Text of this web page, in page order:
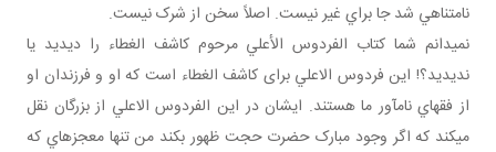
نامتناهي شد جا براي غير نيست. اصلاً سخن از شرک نيست.
نمي دانم شما کتاب الفردوس الأعلي مرحوم کاشف الغطاء را ديديد يا
نديديد؟! اين فردوس الاعلي برای کاشف الغطاء است که او و فرزندان او
از فقهاي نام آور ما هستند. ايشان در اين الفردوس الاعلي از بزرگان نقل
مي کند که اگر وجود مبارک حضرت حجت ظهور بکند من تنها معجزه اي که